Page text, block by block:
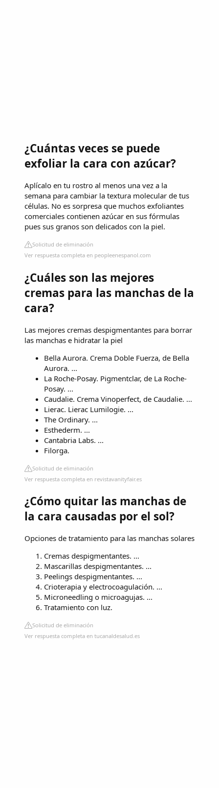
¿Cuántas veces se puede
exfoliar la cara con azúcar?
Aplícalo en tu rostro al menos una vez a la
semana para cambiar la textura molecular de tus
células. No es sorpresa que muchos exfoliantes
comerciales contienen azúcar en sus fórmulas
pues sus granos son delicados con la piel.
Solicitud de eliminación
Ver respuesta completa en peopleenespanol.com
¿Cuáles son las mejores
cremas para las manchas de la
cara?
Las mejores cremas despigmentantes para borrar
las manchas e hidratar la piel
Bella Aurora. Crema Doble Fuerza, de Bella
Aurora. ...
La Roche-Posay. Pigmentclar, de La Roche-
Posay. ...
Caudalie. Crema Vinoperfect, de Caudalie. ...
Lierac. Lierac Lumilogie. ...
The Ordinary. ...
Esthederm. ...
Cantabria Labs. ...
Filorga.
Solicitud de eliminación
Ver respuesta completa en revistavanityfair.es
¿Cómo quitar las manchas de
la cara causadas por el sol?
Opciones de tratamiento para las manchas solares
Cremas despigmentantes. ...
Mascarillas despigmentantes. ...
Peelings despigmentantes. ...
Crioterapia y electrocoagulación. ...
Microneedling o microagujas. ...
Tratamiento con luz.
Solicitud de eliminación
Ver respuesta completa en tucanaldesalud.es